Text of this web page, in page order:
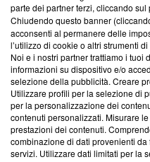
Su di noi
Team editoriale
Corporate
Redazione
Informativa Privacy
Cookie Policy
parte dei partner terzi, cliccando sul
Chiudendo questo banner
acconsenti al permanere delle
l’utilizzo di cookie o altri strumenti
Noi e i nostri partner trattiamo i tuoi
informazioni su dispositivo e/o
selezione della pubblicità. Creare
Utilizzare profili per la selezione di
per la personalizzazione dei
contenuti personalizzati. Misurare
prestazioni dei contenuti.
combinazione di dati provenienti
servizi. Utilizzare dati limitati per la